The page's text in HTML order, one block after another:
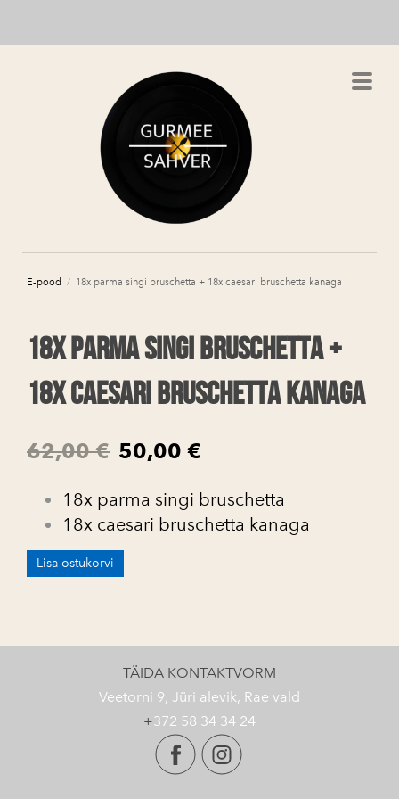
E-pood / 18x parma singi bruschetta + 18x caesari bruschetta kanaga
18x parma singi bruschetta +
18x caesari bruschetta kanaga
62,00 € 50,00 €
18x parma singi bruschetta
18x caesari bruschetta kanaga
Lisa ostukorvi
TÄIDA KONTAKTVORM
Veetorni 9, Jüri alevik, Rae vald
+372 58 34 34 24